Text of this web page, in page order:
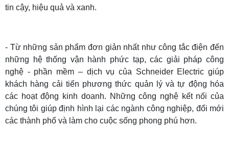
tin cậy, hiệu quả và xanh.
- Từ những sản phẩm đơn giản nhất như công tắc điện đến
những hệ thống vận hành phức tạp, các giải pháp công
nghệ - phần mềm – dịch vụ của Schneider Electric giúp
khách hàng cải tiến phương thức quản lý và tự động hóa
các hoạt động kinh doanh. Những công nghệ kết nối của
chúng tôi giúp định hình lại các ngành công nghiệp, đổi mới
các thành phố và làm cho cuộc sống phong phú hơn.